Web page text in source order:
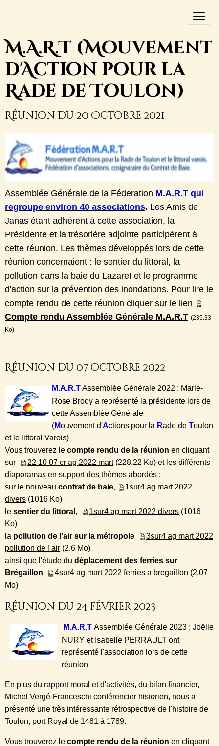
M.A.R.T (Mouvement
d'Action pour la
Rade de Toulon)
Réunion Du 20 Octobre 2021
Assemblée Générale de la Féderation M.A.R.T qui
regroupe environ 40 associations. Les Amis de
Janas étant adhérent à cette association, la
Présidente et la trésorière adjointe participèrent à
cette réunion. Les thèmes développés lors de cette
réunion concernaient : le sentier du littoral, la
pollution dans la baie du Lazaret et le programme
d'action sur la prévention des inondations. Pour lire le
compte rendu de cette réunion cliquer sur le lien
Compte rendu Assemblée Générale M.A.R.T (235.33
Ko)
Réunion du 07 octobre 2022
M.A.R.TAssemblée Générale 2022 : Marie-
Rose Brody a représenté la présidente lors de
cette Assemblée Générale
(Mouvement d'Actions pour la Rade de Toulon
et le littoral Varois)
Vous trouverez le compte rendu de la réunion en cliquant
sur
22 10 07 cr ag 2022 mart(228.22 Ko) et les différents
diaporamas en support des thèmes abordés :
sur le nouveau contrat de baie,
1sur4 ag mart 2022
divers (1016 Ko)
le sentier du littoral , 1sur4 ag mart 2022 divers (1016
Ko)
la pollution de l'air sur la métropole
3sur4 ag mart 2022
pollution de l air (2.6 Mo)
ainsi que l'étude du déplacement des ferries sur
Brégaillon. 4sur4 ag mart 2022 ferries a bregaillon (2.07
Mo)
Réunion du 24 février 2023
M.A.R.T Assemblée Générale 2023 : Joëlle
NURY et Isabelle PERRAULT ont
représenté l'association lors de cette
réunion
En plus du rapport moral et d'activités, du bilan financier,
Michel Vergé-Franceschi conférencier historien, nous a
présenté une très intéressante rétrospective de l'histoire de
Toulon, port Royal de 1481 à 1789.
Vous trouverez le compte rendu de la réunion en cliquant